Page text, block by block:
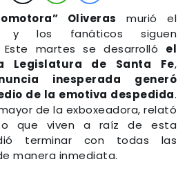
Oliveras murió el
y los fanáticos siguen
Este martes se desarrolló el
Legislatura de Santa Fe,
inesperada generó
de la emotiva despedida.
de la exboxeadora, relató
que viven a raíz de esta
terminar con todas las
manera inmediata.